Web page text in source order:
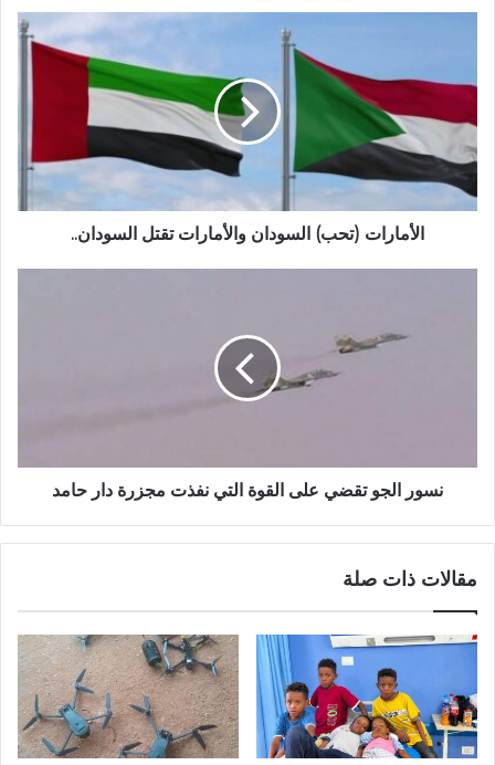
والأمارات
السودان..
الأمارات (تحب) السودان والأمارات تقتل السودان..
دار
نسور الجو تقضي على القوة التي نفذت مجزرة دار حامد
مقالات ذات صلة